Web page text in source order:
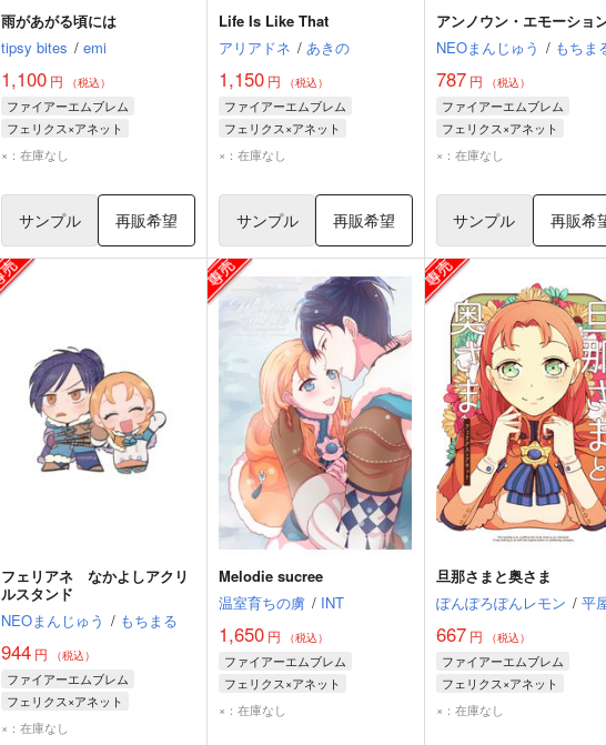
雨があがる頃には
tipsy bites / emi
1,100 円 （税込）
ファイアーエムブレム
フェリクス×アネット
フェリクス
×：在庫なし
サンプル 再販希望
Life Is Like That
アリアドネ / あきの
1,150円 （税込）
ファイアーエムブレム
フェリクス×アネット
フェリクス
×：在庫なし
サンプル 再販希望
アンノウン・エモーショ
NEOまんじゅう / もちま
787円 （税込）
ファイアーエムブレム
フェリクス×アネット
×：在庫なし
サンプル 再販希
フェリアネ なかよしアクリ
ルスタンド
NEOまんじゅう / もちまる
944 円 （税込）
ファイアーエムブレム
フェリクス×アネット
フェリクス
×：在庫なし
Melodie sucree
温室育ちの虜 / INT
1,650円 （税込）
ファイアーエムブレム
フェリクス×アネット
フェリクス
×：在庫なし
旦那さまと奥さま
ぽんぽろぽんレモン / 平
667円 （税込）
ファイアーエムブレム
フェリクス×アネット
フェリクス
×：在庫なし